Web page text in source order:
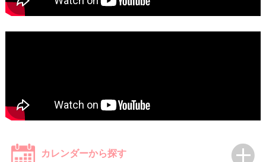
カレンダーから探す